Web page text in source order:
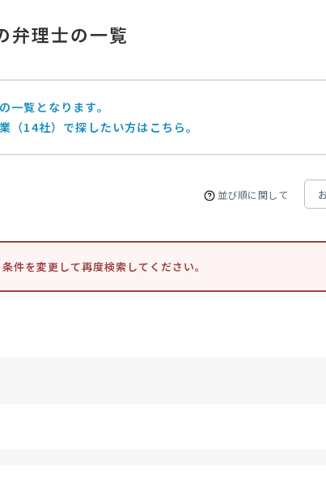
弁理士の一覧
一覧となります。
（14社）で探したい方はこちら。
並び順に関して
件を変更して再度検索してください。